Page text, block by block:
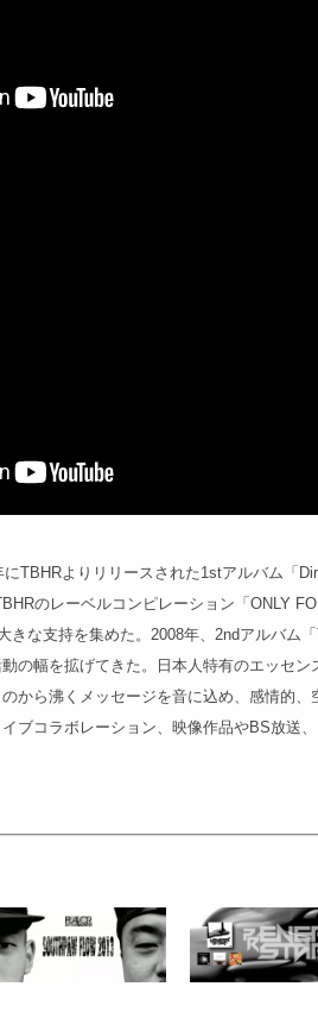
TBHRよりリリースされた1stアルバム「
のレーベルコンピレーション「ONLY
きな支持を集めた。2008年、2ndアルバム
の幅を拡げてきた。日本人特有のエッセ
から沸くメッセージを音に込め、感情的
ブコラボレーション、映像作品やBS放送